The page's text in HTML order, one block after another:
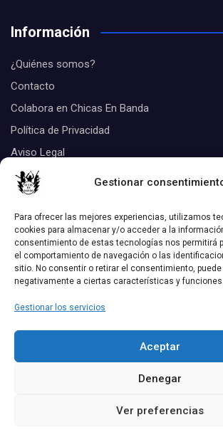
Gestionar
Para ofrecer las mejores experiencias, utilizamos
cookies para almacenar y/o acceder a la
consentimiento de estas tecnologías nos permitirá
el comportamiento de navegación o las
sitio. No consentir o retirar el consentimiento,
negativamente a ciertas características y funciones.
Gestionar los servicios
Aceptar
Denegar
Ver preferencias
Información
¿Quiénes somos?
Contacto
Colabora en Chicas En Banda
Política de Privacidad
Aviso Legal
Suscribirse
Tags
Aquel disco Biografias
Discos
¿Te